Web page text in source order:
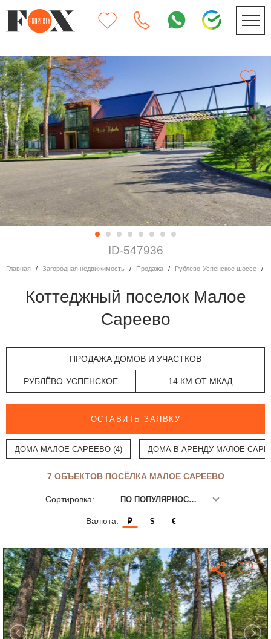
ID-547936
Главная Загородная недвижимость Продажа Рублево-Успенское шоссе
Коттеджный поселок Малое
Сареево
ПРОДАЖА ДОМОВ И УЧАСТКОВ
РУБЛЁВО-УСПЕНСКОЕ 14 КМ ОТ МКАД
ОСТАВИТЬ ЗАЯВКУ
ДОМА МАЛОЕ САРЕЕВО (4) ДОМА В АРЕНДУ МАЛОЕ
7 ОБЪЕКТОВ ПОСЁЛКА МАЛОЕ САРЕЕВО
Сортировка: ПО ПОПУЛЯРНОСТИ
Валюта: ₽ $ €